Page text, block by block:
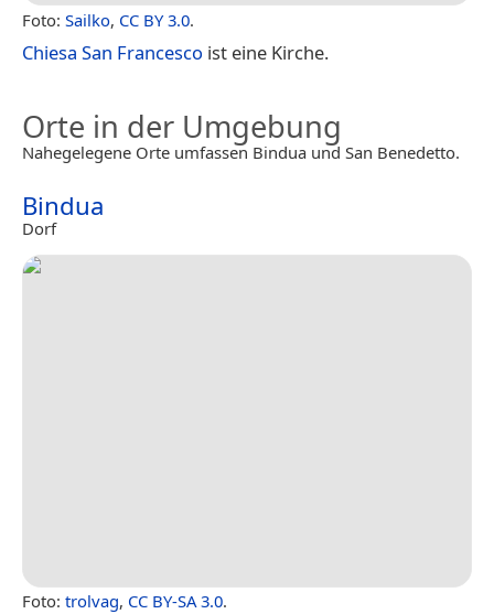
Foto: Sailko, CC BY 3.0.
Chiesa San Francesco ist eine Kirche.
Orte in der Umgebung
Nahegelegene Orte umfassen Bindua und San Benedetto.
Bindua
Dorf
Foto: trolvag, CC BY-SA 3.0.